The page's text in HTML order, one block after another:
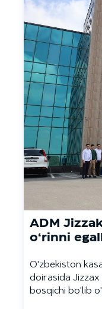
ADM
o‘rinni
O'zbekiston
doirasida
bosqichi bo'lib